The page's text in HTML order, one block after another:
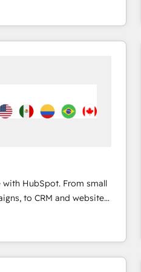
Revops, CRM et
With over 115
HubSpot. From small
to CRM and websites.
in every inch of
hand-in-hand with your
and build a better
customers.